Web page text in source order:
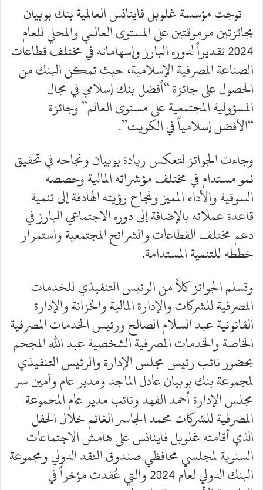
توجت مؤسسة غلوبل فاينانس العالمية بنك بوبيان
بجائزتين مرموقتين على المستوى العالمي والمحلي للعام
2024 تقديراً لدوره البارز وإسهاماته في مختلف قطاعات
الصناعة المصرفية الإسلامية، حيث تمكن البنك من
الحصول على جائزة “أفضل بنك إسلامي في مجال
المسؤولية المجتمعية على مستوى العالم” وجائزة
“الأفضل إسلامياً في الكويت”.
وجاءت الجوائز لتعكس ريادة بوبيان ونجاحه في تحقيق
نمو مستدام في مختلف مؤشراته المالية وحصصه
السوقية والأداء المميز ونجاح رؤيته الهادفة إلى تنمية
قاعدة عملائه بالإضافة إلى دوره الاجتماعي البارز في
دعم مختلف القطاعات والشرائح المجتمعية واستمرار
خططه للتنمية المستدامة.
وتسلم الجوائز كلاً من الرئيس التنفيذي للخدمات
المصرفية للشركات والإدارة المالية والخزانة والإدارة
القانونية عبد السلام الصالح ورئيس الخدمات المصرفية
الخاصة والخدمات المصرفية الشخصية عبد الله المجحم
بحضور نائب رئيس مجلس الإدارة والرئيس التنفيذي
لمجموعة بنك بوبيان عادل الماجد ومدير عام وأمين سر
مجلس الإدارة أحمد الفهد ونائب مدير عام المجموعة
المصرفية للشركات محمد الجاسر الغانم خلال الحفل
الذي أقامته غلوبل فاينانس على هامش الاجتماعات
السنوية لمجلسي محافظي صندوق النقد الدولي ومجموعة
البنك الدولي لعام 2024 والتي عُقدت مؤخراً في